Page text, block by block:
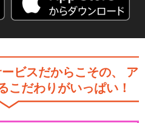
ビスだからこその、
ア
こだわりがいっぱい！